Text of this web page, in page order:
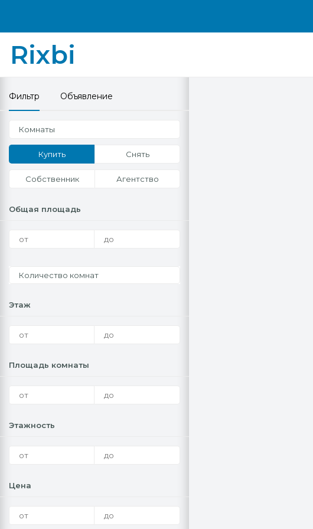
Rixbi
Фильтр Объявление
Комнаты
Купить Снять
Собственник Агентство
Общая площадь
Количество комнат
Этаж
Площадь комнаты
Этажность
Цена